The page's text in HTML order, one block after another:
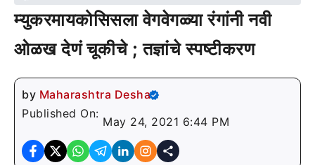
म्युकरमायकोसिसला वेगवेगळ्या रंगांनी नवी
ओळख देणं चूकीचे ; तज्ञांचे स्पष्टीकरण
by Maharashtra Desha
Published On:
May 24, 2021 6:44 PM